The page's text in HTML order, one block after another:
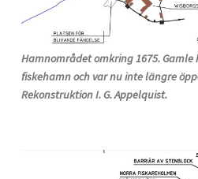
Hamnområdet omkring 1675.
fiskehamn och var nu inte längre
Rekonstruktion I. G. Appelquist.